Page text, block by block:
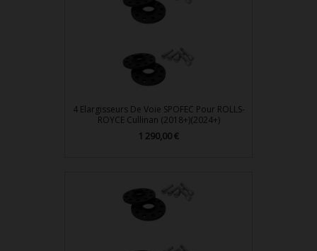
4 Elargisseurs De Voie SPOFEC Pour ROLLS-
ROYCE Cullinan (2018+)(2024+)
Prix
1 290,00 €